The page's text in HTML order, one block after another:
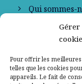
Pour offrir les
telles que les cookies
appareils. Le fait de
Qui sommes-
Contactez-nous
Mentions